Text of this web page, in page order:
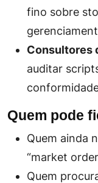
fino sobre
Consultores
auditar
Quem pode
Quem ainda
“market
Quem